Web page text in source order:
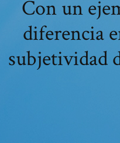
Con un
diferencia
subjetividad